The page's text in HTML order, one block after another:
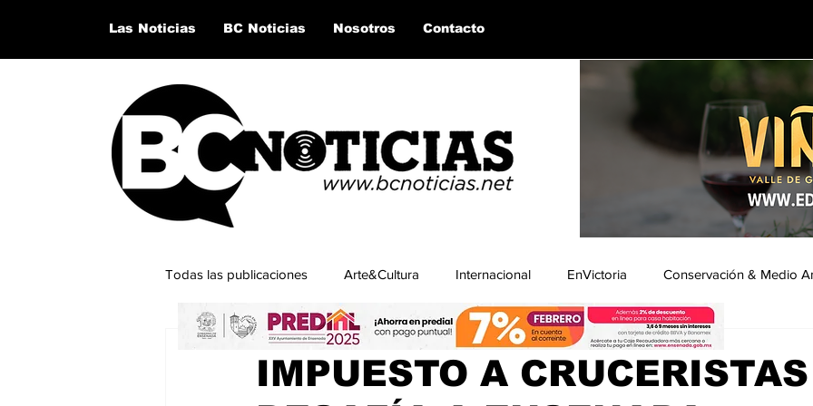
Las Noticias BC Noticias Nosotros Contacto
Todas las publicaciones Arte&Cultura Internacional EnVictoria Conservación & Medio
Lo último del momento San Quintín, BC Bahía de los Ángeles, BC Columnas Invitadas
IMPUESTO A CRUCERISTAS
5 dic 20242 min de lectura